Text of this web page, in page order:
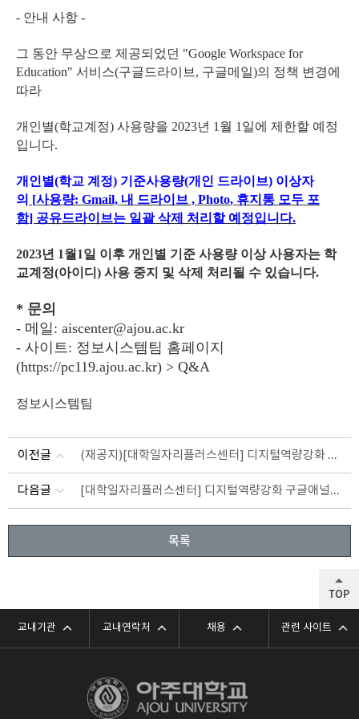
- 안내 사항 -
그 동안 무상으로 제공되었던 "Google Workspace for
Education" 서비스(구글드라이브, 구글메일)의 정책 변경에
따라
개인별(학교계정) 사용량을 2023년 1월 1일에 제한할 예정
입니다.
개인별(학교 계정) 기준사용량(개인 드라이브) 이상자
의 [사용량: Gmail, 내 드라이브 , Photo, 휴지통 모두 포
함] 공유드라이브는 일괄 삭제 처리할 예정입니다.
2023년 1월1일 이후 개인별 기준 사용량 이상 사용자는 학
교계정(아이디) 사용 중지 및 삭제 처리될 수 있습니다.
* 문의
- 메일: aiscenter@ajou.ac.kr
- 사이트: 정보시스템팀 홈페이지
(https://pc119.ajou.ac.kr) > Q&A
정보시스템팀
이전글 (재공지)[대학일자리플러스센터] 디지털역량강화 구글애널리틱스(GAIQ)자격 과정
다음글 [대학일자리플러스센터] 디지털역량강화 구글애널리틱스(GAIQ)자격증 취득 과정
목록
교내기관 교내연락처 채용 관련 사이트
TOP